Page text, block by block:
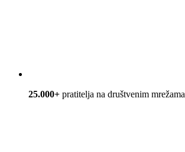
25.000+ pratitelja na društvenim mrežama